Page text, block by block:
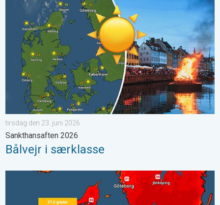
Bålvejr i særklasse. Sankthansaften 2026. . . tirsdag den 23.
tirsdag den 23. juni 2026
Sankthansaften 2026
Bålvejr i særklasse
Historisk varme i Danmark. Ny varmerekord. . . mandag den